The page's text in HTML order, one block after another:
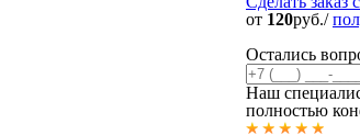
от 120руб./
Остались
Наш
полностью